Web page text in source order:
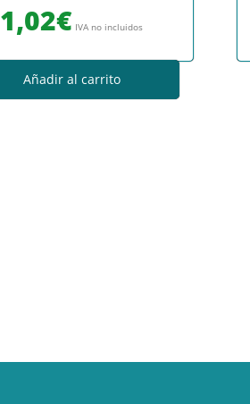
1,02€ IVA no incluidos
Añadir al carrito